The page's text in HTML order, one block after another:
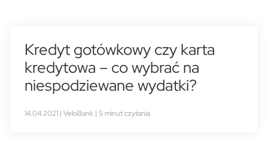
Kredyt gotówkowy czy karta
kredytowa – co wybrać na
niespodziewane wydatki?
14.04.2021 | VeloBank | 5 minut czytania